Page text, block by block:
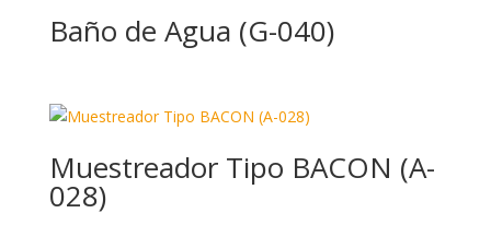
Baño de Agua (G-040)
Muestreador Tipo BACON (A-
028)